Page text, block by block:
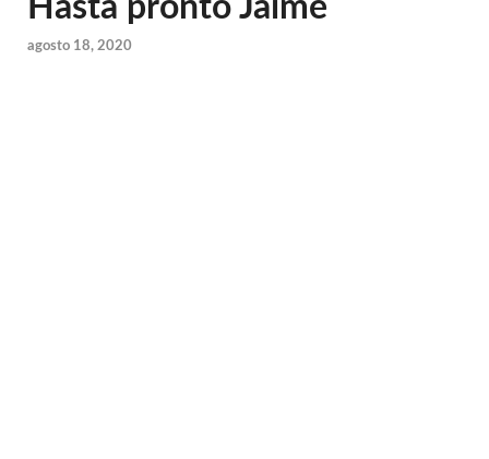
Hasta pronto Jaime
agosto 18, 2020